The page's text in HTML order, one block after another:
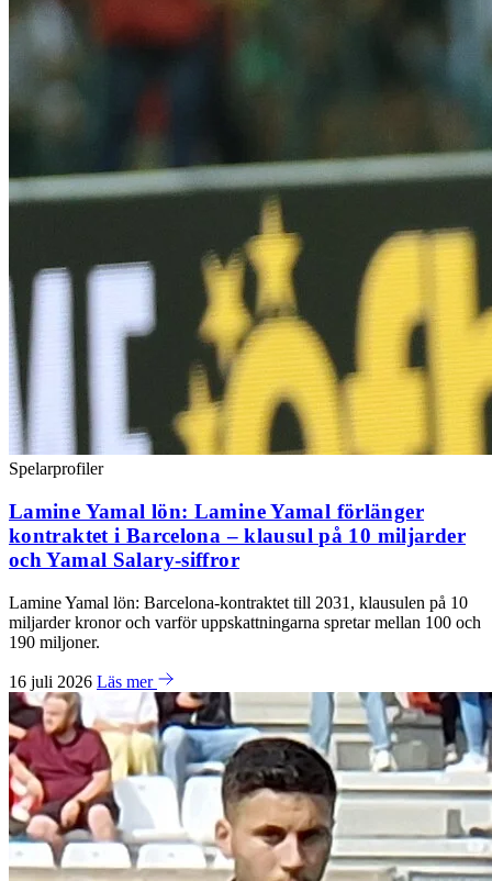
Spelarprofiler
Lamine Yamal lön: Lamine Yamal förlänger
kontraktet i Barcelona – klausul på 10 miljarder
och Yamal Salary-siffror
Lamine Yamal lön: Barcelona-kontraktet till 2031, klausulen på 10
miljarder kronor och varför uppskattningarna spretar mellan 100 och
190 miljoner.
16 juli 2026 Läs mer